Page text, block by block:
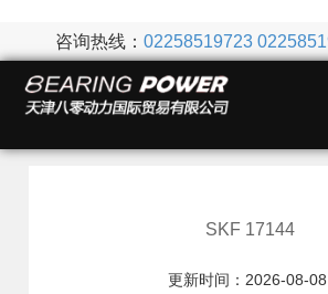
咨询热线： 02258519723
SKF 17144
更新时间：2026-08-08